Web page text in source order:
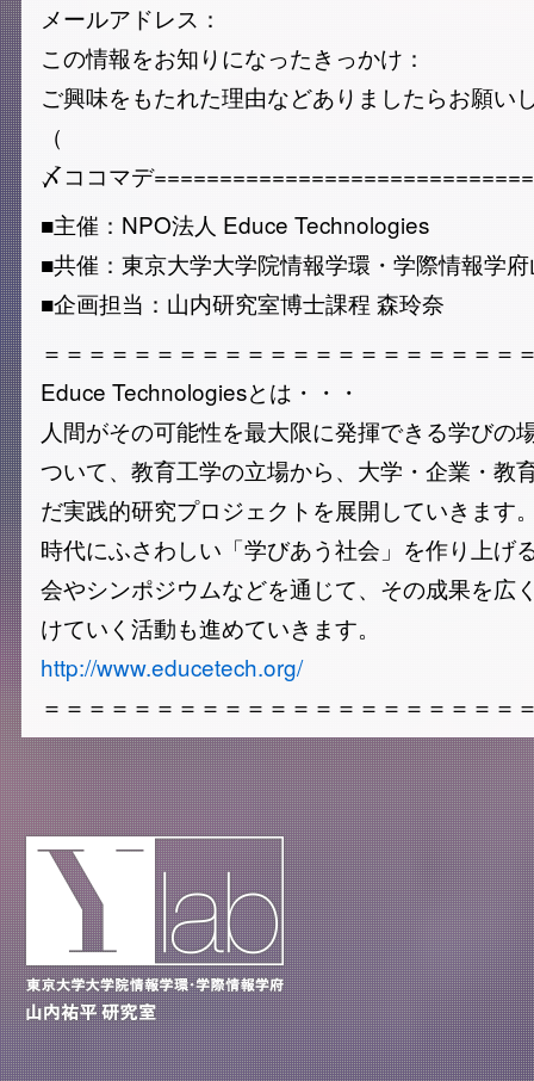
メールアドレス：
この情報をお知りになったきっかけ：
ご興味をもたれた理由などありましたらお願い
（
〆ココマデ
■主催：NPO法人 Educe Technologies
■共催：東京大学大学院情報学環・学際情報学
■企画担当：山内研究室博士課程 森玲奈
＝＝＝＝＝＝＝＝＝＝＝＝＝＝＝＝＝＝＝＝＝
Educe Technologiesとは・・・
人間がその可能性を最大限に発揮できる学びの
ついて、教育工学の立場から、大学・企業・教
だ実践的研究プロジェクトを展開していきます
時代にふさわしい「学びあう社会」を作り上げ
会やシンポジウムなどを通じて、その成果を広
けていく活動も進めていきます。
http://www.educetech.org/
＝＝＝＝＝＝＝＝＝＝＝＝＝＝＝＝＝＝＝＝＝